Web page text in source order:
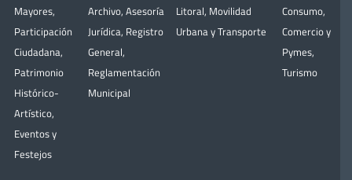
Mayores,
Participación
Ciudadana,
Patrimonio
Histórico-
Artístico,
Eventos y
Festejos
Archivo, Asesoría
Jurídica, Registro
General,
Reglamentación
Municipal
Litoral, Movilidad
Urbana y Transporte
Consumo,
Comercio y
Pymes,
Turismo